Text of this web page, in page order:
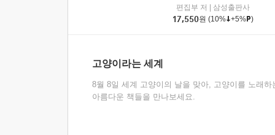
편집부 저
삼성출판사
17,550원 (10% +5% )
고양이라는 세계
8월 8일 세계 고양이의 날을 맞아, 고양이를 노래하
아름다운 책들을 만나보세요.